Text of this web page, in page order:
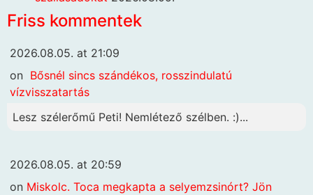
Friss kommentek
2026.08.05. at 21:09
on Bősnél sincs szándékos, rosszindulatú
vízvisszatartás
Lesz szélerőmű Peti! Nemlétező szélben. :)...
2026.08.05. at 20:59
on Miskolc. Toca megkapta a selyemzsinórt? Jön